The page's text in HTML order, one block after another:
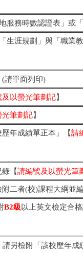
服務時數認證表」或
生涯規劃」與「職業
(請單面列印)
及以螢光筆劃記】
光筆劃記】
年成績單正本」【請
【請編號及以螢光筆
二者(校)課程大綱並
B2級以上英文檢定合
請另檢附「該校歷年